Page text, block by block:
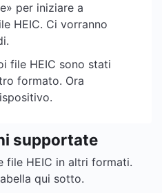
per iniziare a
HEIC. Ci vorranno
file HEIC sono stati
formato. Ora
supportate
file HEIC in altri formati.
qui sotto.